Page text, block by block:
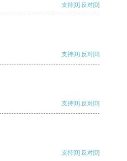
支持[0] 反对[0]
支持[0] 反对[0]
支持[0] 反对[0]
支持[0] 反对[0]